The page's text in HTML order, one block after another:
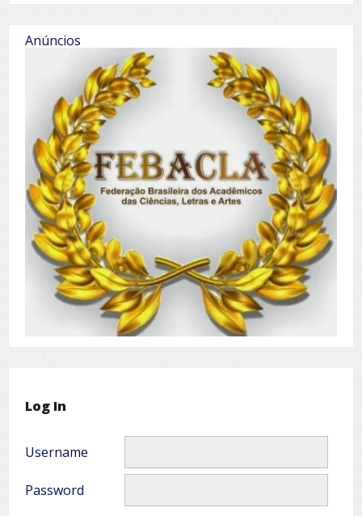
Anúncios
Log In
Username
Password